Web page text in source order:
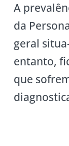
A
da
geral
entanto,
que